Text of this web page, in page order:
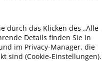
Wilhelmshaven
durch das Klicken des „Alle
Details finden Sie in
im Privacy-Manager, die
sind (Cookie-Einstellungen).